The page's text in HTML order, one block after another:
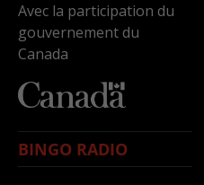
Avec la participation du
gouvernement du
Canada
BINGO RADIO